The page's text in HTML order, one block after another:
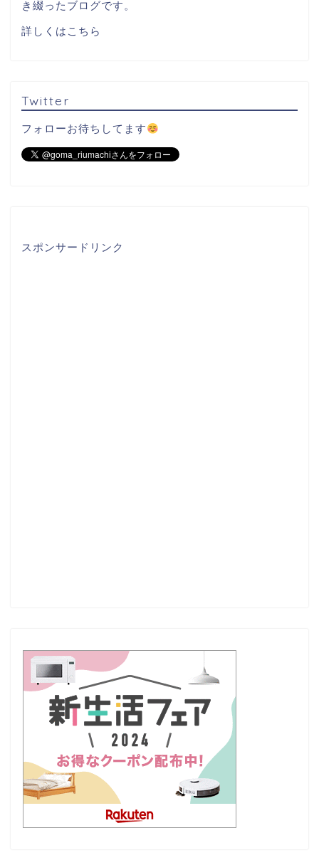
き綴ったブログです。
詳しくはこちら
Twitter
フォローお待ちしてます
スポンサードリンク